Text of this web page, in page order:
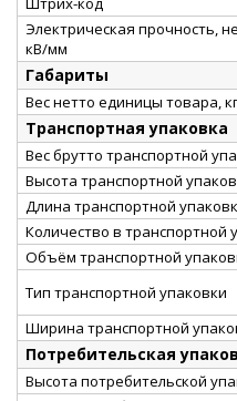
Электрическая прочность,
кВ/мм
Габариты
Вес нетто единицы товара, кг
Транспортная упаковка
Вес брутто транспортной
Высота транспортной
Длина транспортной
Количество в транспортной
Объём транспортной
Тип транспортной упаковки
Ширина транспортной
Потребительская
Высота потребительской